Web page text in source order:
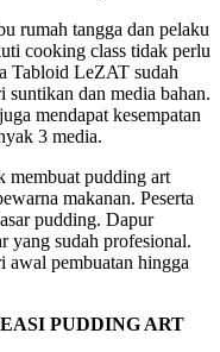
rumah tangga dan pelaku
cooking class tidak perlu
Tabloid LeZAT sudah
suntikan dan media bahan.
mendapat kesempatan
3 media.
membuat pudding art
makanan. Peserta
pudding. Dapur
yang sudah profesional.
awal pembuatan hingga
PUDDING ART